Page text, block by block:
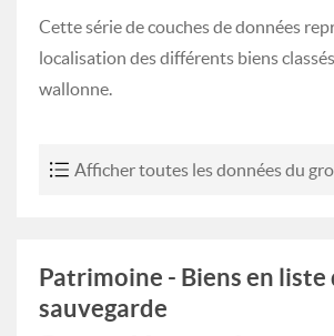
Cette série de couches de données
localisation des différents biens
wallonne.
Afficher toutes les données du
Patrimoine - Biens en liste
sauvegarde